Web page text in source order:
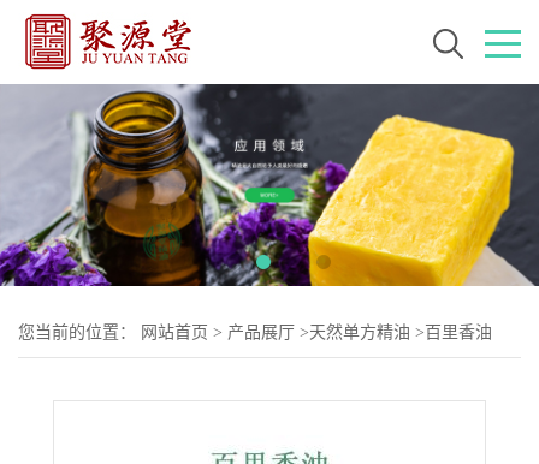
您当前的位置： 网站首页 > 产品展厅 >天然单方精油 > 百里香油